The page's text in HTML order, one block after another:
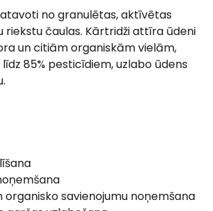
no granulētas, aktīvētas
riekstu čaulas. Kārtridži attīra ūdeni
un citiām organiskām vielām,
85% pesticīdiem, uzlabo ūdens
organisko savienojumu noņemšana